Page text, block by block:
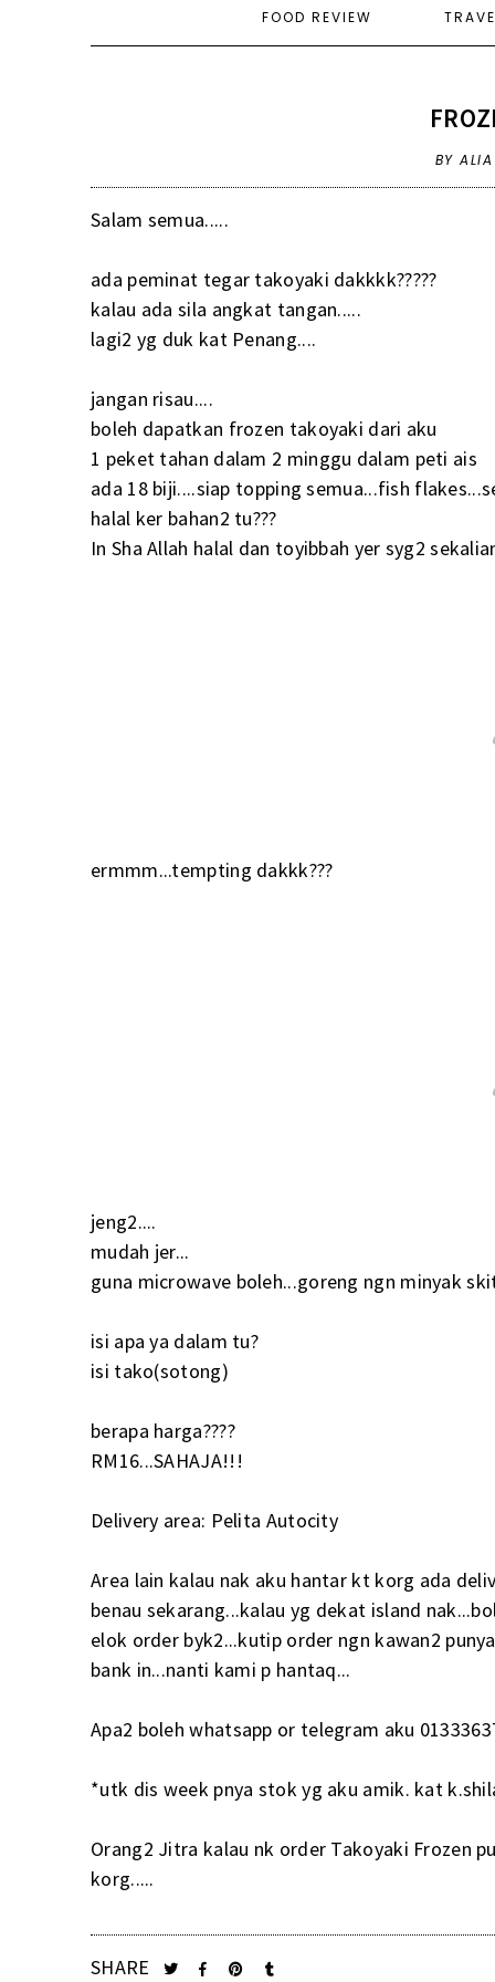
FOOD REVIEW
BY
Salam semua.....
ada peminat tegar takoyaki dakkkk?????
kalau ada sila angkat tangan.....
lagi2 yg duk kat Penang....
jangan risau....
boleh dapatkan frozen takoyaki dari aku
1 peket tahan dalam 2 minggu dalam peti ais
ada 18 biji....siap topping semua...fish
halal ker bahan2 tu???
In Sha Allah halal dan toyibbah yer syg2
ermmm...tempting dakkk???
jeng2....
mudah jer...
guna microwave boleh...goreng ngn minyak
isi apa ya dalam tu?
isi tako(sotong)
berapa harga????
RM16...SAHAJA!!!
Delivery area: Pelita Autocity
Area lain kalau nak aku hantar kt korg ada
benau sekarang...kalau yg dekat island
elok order byk2...kutip order ngn kawan2
bank in...nanti kami p hantaq...
Apa2 boleh whatsapp or telegram aku
*utk dis week pnya stok yg aku amik. kat
Orang2 Jitra kalau nk order Takoyaki Frozen
korg.....
SHARE